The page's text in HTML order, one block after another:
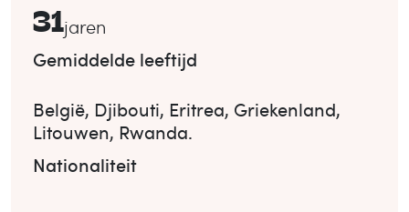
31jaren
Gemiddelde leeftijd
België, Djibouti, Eritrea, Griekenland,
Litouwen, Rwanda.
Nationaliteit